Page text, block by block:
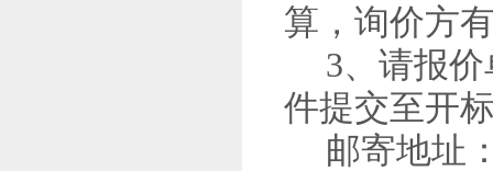
算，询价方
3、请报
件提交至开
邮寄地址